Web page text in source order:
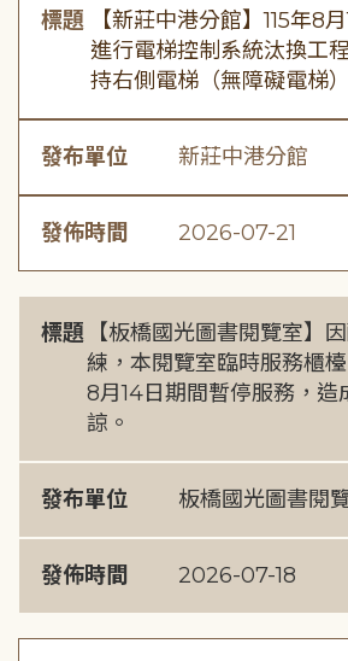
標題
【新莊中港分館】115年8
進行電梯控制系統汰換工
持右側電梯（無障礙電梯
發布單位 新莊中港分館
發佈時間 2026-07-21
標題
【板橋國光圖書閱覽室】
練，本閱覽室臨時服務櫃
8月14日期間暫停服務，造
諒。
發布單位 板橋國光圖書閱
發佈時間 2026-07-18